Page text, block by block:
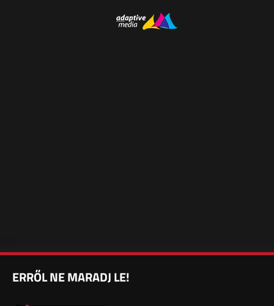
ERRŐL NE MARADJ LE!